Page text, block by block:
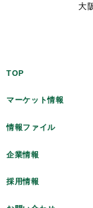
大
TOP
マーケット情報
情報ファイル
企業情報
採用情報